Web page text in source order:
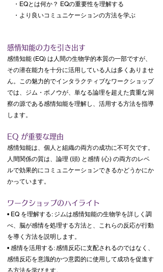
・EQとは何か？ EQの重要性を理解する
・より良いコミュニケーションの方法を学ぶ
感情知能の力を引き出す
感情知能 (EQ) は人間の生物学的本質の一部ですが、
その潜在能力を十分に活用している人は多くありませ
ん。この魅力的でインタラクティブなワークショップ
では、ジム・ボノウが、単なる論理を超えた貴重な洞
察の源である感情知能を理解し、活用する方法を指導
します。
EQ が重要な理由
感情知能は、個人と組織の両方の成功に不可欠です。
人間関係の質は、論理 (頭) と感情 (心) の両方のレベ
ルで効果的にコミュニケーションできるかどうかにか
かっています。
ワークショップのハイライト
• EQ を理解する: ジムは感情知能の生物学を詳しく調
べ、脳が感情を処理する方法と、これらの反応が行動
を導く方法を説明します。
• 感情を活用する: 感情反応に支配されるのではなく、
感情反応を意識的かつ意図的に使用して成功を促進す
る方法を学びます。